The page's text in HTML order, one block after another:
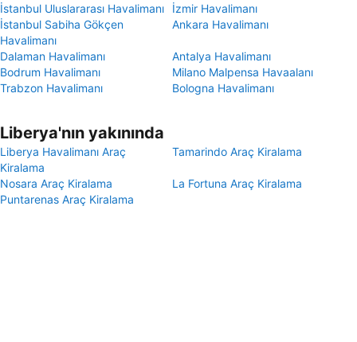
İstanbul Uluslararası Havalimanı
İzmir Havalimanı
İstanbul Sabiha Gökçen
Havalimanı
Ankara Havalimanı
Dalaman Havalimanı
Antalya Havalimanı
Bodrum Havalimanı
Milano Malpensa Havaalanı
Trabzon Havalimanı
Bologna Havalimanı
Liberya'nın yakınında
Liberya Havalimanı Araç
Kiralama
Tamarindo Araç Kiralama
Nosara Araç Kiralama
La Fortuna Araç Kiralama
Puntarenas Araç Kiralama